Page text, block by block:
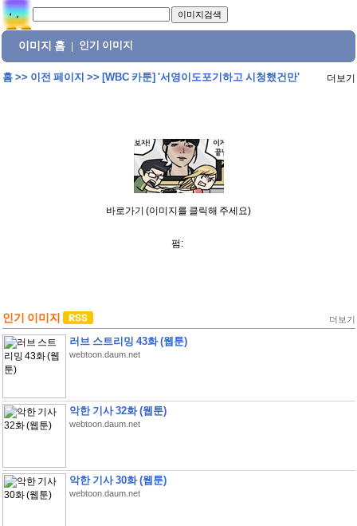
이미지 홈 인기 이미지
홈>> 이전 페이지 >> [WBC 카툰] '서영이도포기하고 시청했건만' 더보기
바로가기 (이미지를 클릭해 주세요)
펌:
인기 이미지 더보기
러브 스트리밍 43화 (웹툰)
webtoon.daum.net
악한 기사 32화 (웹툰)
webtoon.daum.net
악한 기사 30화 (웹툰)
webtoon.daum.net